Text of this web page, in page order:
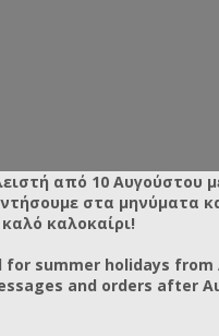
από 10 Αυγούστου
στα μηνύματα
καλοκαίρι!
for summer holidays
and orders after